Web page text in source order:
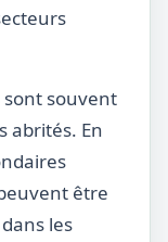
souvent
abrités. En
être
les